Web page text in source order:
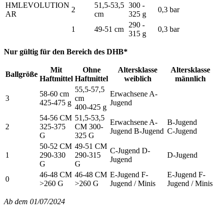
HMLEVOLUTION
AR
2
51,5-53,5
cm
300 -
325 g
0,3 bar
1 49-51 cm
290 -
315 g
0,3 bar
Nur gültig für den Bereich des DHB*
Ballgröße
Mit
Haftmittel
Ohne
Haftmittel
Altersklasse
weiblich
Altersklasse
männlich
3
58-60 cm
425-475 g
55,5-57,5
cm
400-425 g
Erwachsene A-
Jugend
2
54-56 CM
325-375
G
51,5-53,5
CM 300-
325 G
Erwachsene A-
Jugend B-Jugend
B-Jugend
C-Jugend
1
50-52 CM
290-330
G
49-51 CM
290-315
G
C-Jugend D-
Jugend
D-Jugend
0
46-48 CM
>260 G
46-48 CM
>260 G
E-Jugend F-
Jugend / Minis
E-Jugend F-
Jugend / Minis
Ab dem 01/07/2024